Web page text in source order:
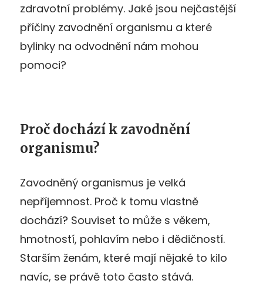
zdravotní problémy. Jaké jsou nejčastější
příčiny zavodnění organismu a které
bylinky na odvodnění nám mohou
pomoci?
Proč dochází k zavodnění
organismu?
Zavodněný organismus je velká
nepříjemnost. Proč k tomu vlastně
dochází? Souviset to může s věkem,
hmotností, pohlavím nebo i dědičností.
Starším ženám, které mají nějaké to kilo
navíc, se právě toto často stává.